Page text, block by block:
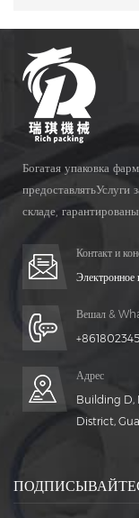
Богатая упаковка
складе,
Контакт и
Электронное
Вешал &
Адрес
Building D,
District,